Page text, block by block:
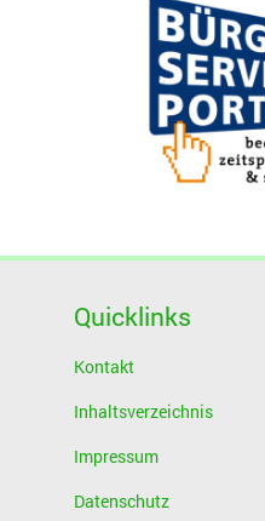
Quicklinks
Kontakt
Inhaltsverzeichnis
Impressum
Datenschutz